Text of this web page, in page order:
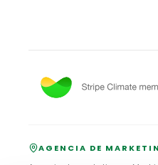
AGENCIA DE